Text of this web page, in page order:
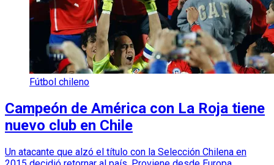
Fútbol chileno
Campeón de América con La Roja tiene
nuevo club en Chile
Un atacante que alzó el título con la Selección Chilena en